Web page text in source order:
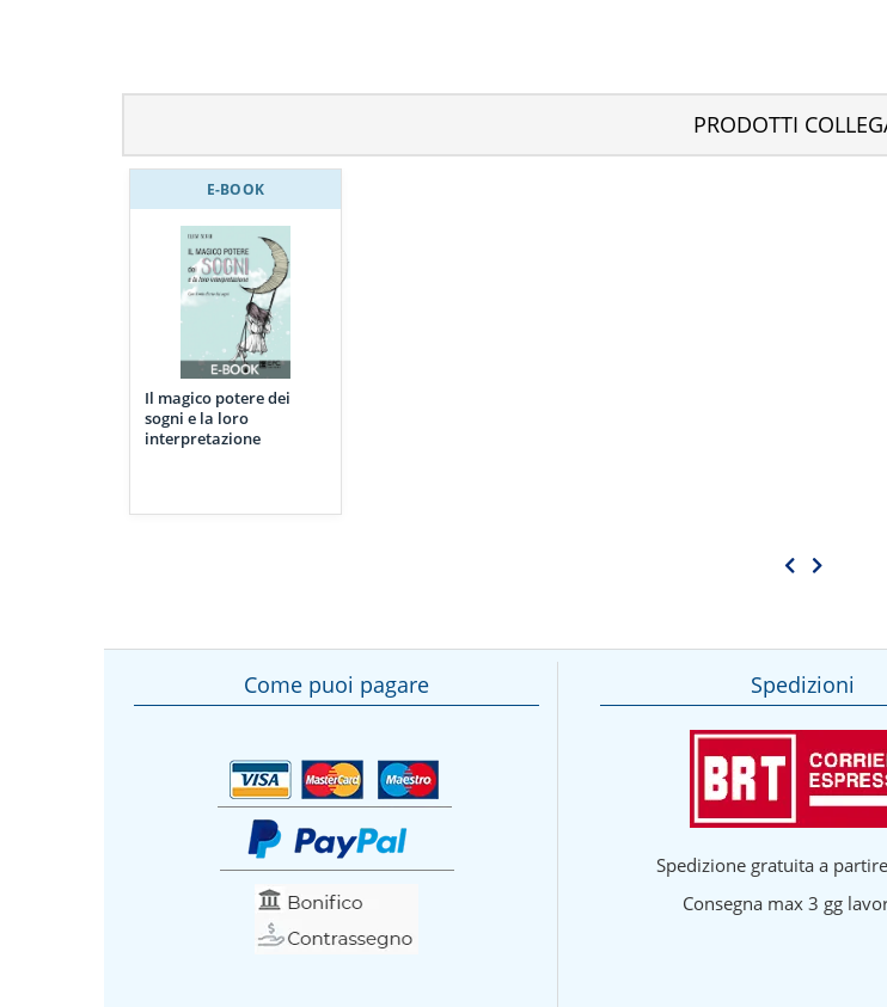
PRODOTTI
E-BOOK
Il magico potere dei
sogni e la loro
interpretazione
Come puoi pagare Spedizioni
Spedizione gratuita a
Consegna max 3 gg